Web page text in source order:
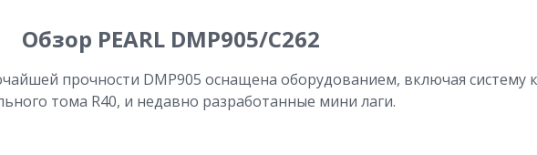
Обзор PEARL DMP905/C262
прочности DMP905 оснащена оборудованием, включая систему
тома R40, и недавно разработанные мини лаги.